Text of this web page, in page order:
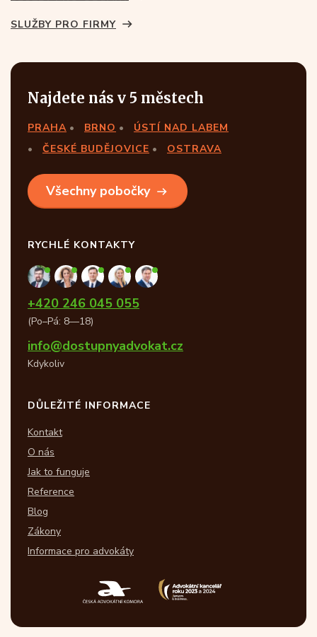
SLUŽBY PRO FIRMY
Najdete nás v 5 městech
PRAHA BRNO
ÚSTÍ NAD LABEM
ČESKÉ BUDĚJOVICE
OSTRAVA
Všechny pobočky
RYCHLÉ KONTAKTY
+420 246 045 055
(Po–Pá: 8—18)
info@dostupnyadvokat.cz
Kdykoliv
DŮLEŽITÉ INFORMACE
Kontakt
O nás
Jak to funguje
Reference
Blog
Zákony
Informace pro advokáty